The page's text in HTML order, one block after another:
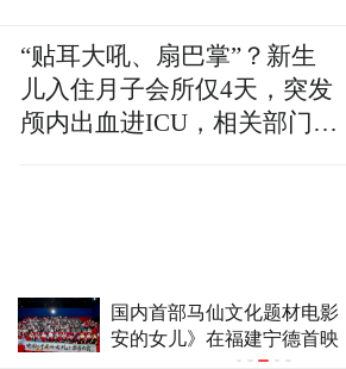
山海相逢处，文韵共此时：
品牌国际论坛邀世界共赴一
“贴耳大吼、扇巴掌”？新生
儿入住月子会所仅4天，突发
颅内出血进ICU，相关部门已